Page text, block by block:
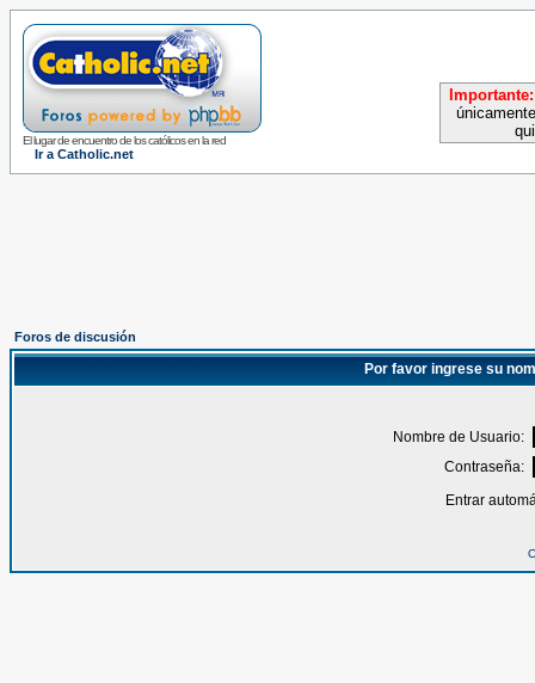
El lugar de encuentro de los católicos en la red
Ir a Catholic.net
Importante:
Foros de discusión
Por favor ingrese su
Nombre de Usuario:
Contraseña:
Entrar